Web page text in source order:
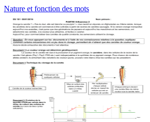
Nature et fonction des mots